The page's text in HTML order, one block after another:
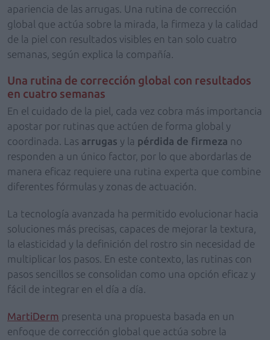
apariencia de las arrugas. Una rutina de corrección
global que actúa sobre la mirada, la firmeza y la calidad
de la piel con resultados visibles en tan solo cuatro
semanas, según explica la compañía.
Una rutina de corrección global con resultados
en cuatro semanas
En el cuidado de la piel, cada vez cobra más importancia
apostar por rutinas que actúen de forma global y
coordinada. Las arrugas y la pérdida de firmeza no
responden a un único factor, por lo que abordarlas de
manera eficaz requiere una rutina experta que combine
diferentes fórmulas y zonas de actuación.
La tecnología avanzada ha permitido evolucionar hacia
soluciones más precisas, capaces de mejorar la textura,
la elasticidad y la definición del rostro sin necesidad de
multiplicar los pasos. En este contexto, las rutinas con
pasos sencillos se consolidan como una opción eficaz y
fácil de integrar en el día a día.
MartiDerm presenta una propuesta basada en un
enfoque de corrección global que actúa sobre la